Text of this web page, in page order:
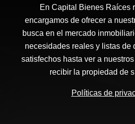
En Capital Bienes Raíces
encargamos de ofrecer a
busca en el mercado
necesidades reales y listas de
satisfechos hasta ver a
recibir la propiedad de
Políticas de